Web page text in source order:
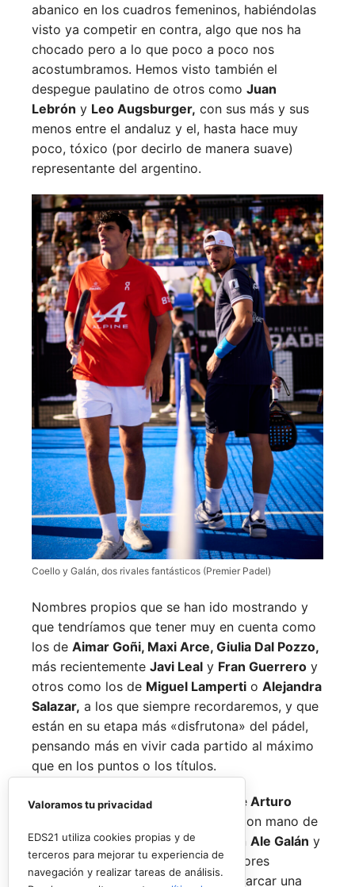
abanico en los cuadros femeninos, habiéndolas
visto ya competir en contra, algo que nos ha
chocado pero a lo que poco a poco nos
acostumbramos. Hemos visto también el
despegue paulatino de otros como Juan
Lebrón y Leo Augsburger, con sus más y sus
menos entre el andaluz y el, hasta hace muy
poco, tóxico (por decirlo de manera suave)
representante del argentino.
Coello y Galán, dos rivales fantásticos (Premier Padel)
Nombres propios que se han ido mostrando y
que tendríamos que tener muy en cuenta como
los de Aimar Goñi, Maxi Arce, Giulia Dal Pozzo,
más recientemente Javi Leal y Fran Guerrero y
otros como los de Miguel Lamperti o Alejandra
Salazar, a los que siempre recordaremos, y que
están en su etapa más «disfrutona» del pádel,
pensando más en vivir cada partido al máximo
que en los puntos o los títulos.
No por ello hemos de olvidarnos de Arturo
que rigen con mano de
hierro el circuito pero que tienen en Ale Galán y
enFede Chingottoa dos competidores
sublimes. Dos parejas llamadas a marcar una
Valoramos tu privacidad
EDS21 utiliza cookies propias y de
terceros para mejorar tu experiencia de
navegación y realizar tareas de análisis.